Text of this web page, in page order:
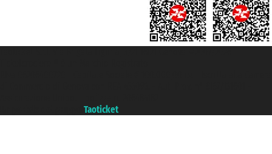
Taoticket